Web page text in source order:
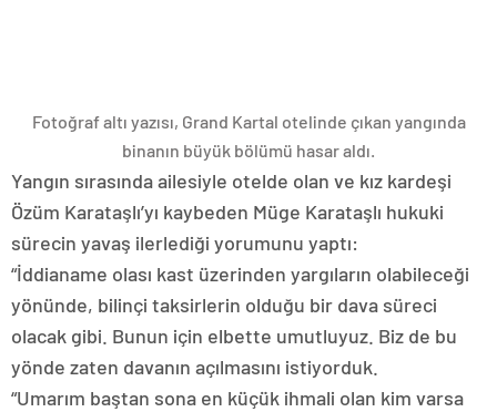
Fotoğraf altı yazısı, Grand Kartal otelinde çıkan yangında
binanın büyük bölümü hasar aldı.
Yangın sırasında ailesiyle otelde olan ve kız kardeşi
Özüm Karataşlı’yı kaybeden Müge Karataşlı hukuki
sürecin yavaş ilerlediği yorumunu yaptı:
“İddianame olası kast üzerinden yargıların olabileceği
yönünde, bilinçi taksirlerin olduğu bir dava süreci
olacak gibi. Bunun için elbette umutluyuz. Biz de bu
yönde zaten davanın açılmasını istiyorduk.
“Umarım baştan sona en küçük ihmali olan kim varsa